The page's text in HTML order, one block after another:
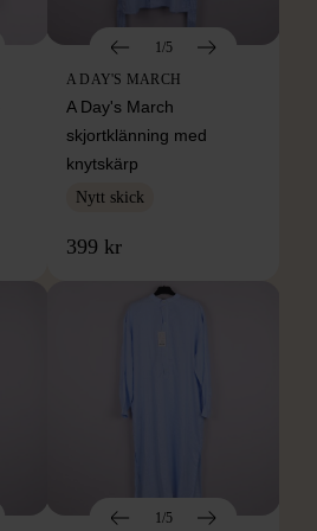
1/5
A DAY'S MARCH
A Day's March
skjortklänning med
knytskärp
Nytt skick
399 kr
1/5